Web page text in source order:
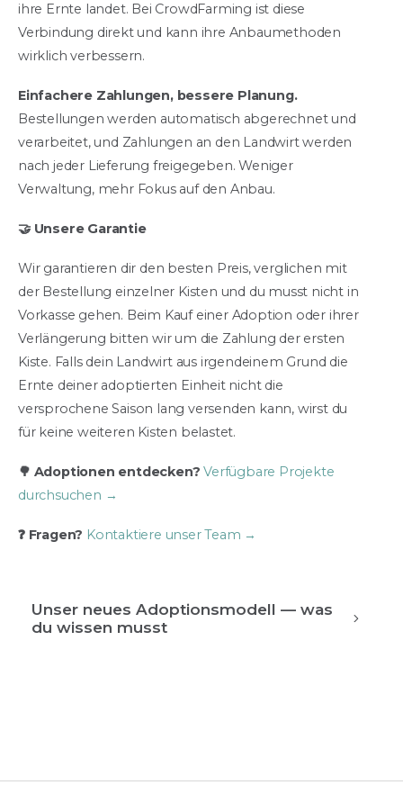
ihre Ernte landet. Bei CrowdFarming ist diese
Verbindung direkt und kann ihre Anbaumethoden
wirklich verbessern.
Einfachere Zahlungen, bessere Planung.
Bestellungen werden automatisch abgerechnet und
verarbeitet, und Zahlungen an den Landwirt werden
nach jeder Lieferung freigegeben. Weniger
Verwaltung, mehr Fokus auf den Anbau.
🤝 Unsere Garantie
Wir garantieren dir den besten Preis, verglichen mit
der Bestellung einzelner Kisten und du musst nicht in
Vorkasse gehen. Beim Kauf einer Adoption oder ihrer
Verlängerung bitten wir um die Zahlung der ersten
Kiste. Falls dein Landwirt aus irgendeinem Grund die
Ernte deiner adoptierten Einheit nicht die
versprochene Saison lang versenden kann, wirst du
für keine weiteren Kisten belastet.
🌳 Adoptionen entdecken? Verfügbare Projekte
durchsuchen →
❓ Fragen? Kontaktiere unser Team →
Unser neues Adoptionsmodell — was
du wissen musst